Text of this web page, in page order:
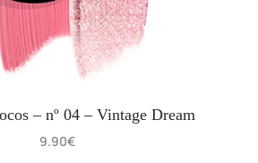
– nº 04 – Vintage Dream
9.90€